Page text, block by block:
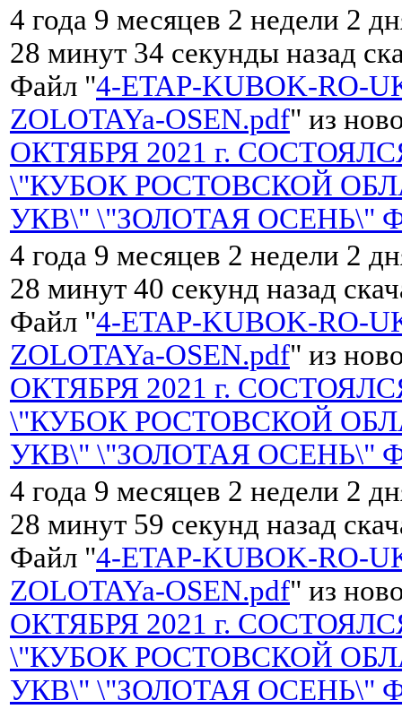
4 года 9 месяцев 2 недели 2
28 минут 34 секунды назад
Файл "4-ETAP-KUBOK-RO-
ZOLOTAYa-OSEN.pdf" из
ОКТЯБРЯ 2021 г.
\"КУБОК РОСТОВСКОЙ
УКВ\" \"ЗОЛОТАЯ ОСЕНЬ\"
4 года 9 месяцев 2 недели 2
28 минут 40 секунд назад
Файл "4-ETAP-KUBOK-RO-
ZOLOTAYa-OSEN.pdf" из
ОКТЯБРЯ 2021 г.
\"КУБОК РОСТОВСКОЙ
УКВ\" \"ЗОЛОТАЯ ОСЕНЬ\"
4 года 9 месяцев 2 недели 2
28 минут 59 секунд назад
Файл "4-ETAP-KUBOK-RO-
ZOLOTAYa-OSEN.pdf" из
ОКТЯБРЯ 2021 г.
\"КУБОК РОСТОВСКОЙ
УКВ\" \"ЗОЛОТАЯ ОСЕНЬ\"